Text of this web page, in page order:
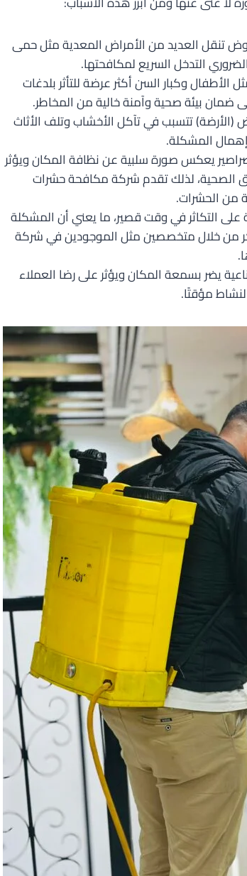
تنقل العديد من الأمراض المعدية مثل حمى
التدخل السريع لمكافحتها.
وكبار السن أكثر عرضة للتأثر بلدغات
بيئة صحية وآمنة خالية من المخاطر.
(الأرضة) تتسبب في تآكل الأخشاب وتلف الأثاث
المشكلة.
يعكس صورة سلبية عن نظافة المكان ويؤثر
الصحية، لذلك تقدم شركة مكافحة حشرات
من الحشرات.
على التكاثر في وقت قصير، ما يعني أن المشكلة
من خلال متخصصين مثل الموجودين في شركة
يضر بسمعة المكان ويؤثر على رضا العملاء
مؤقتًا.